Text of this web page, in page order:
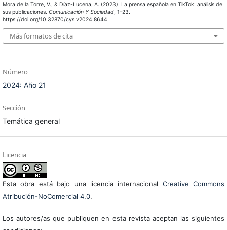
Mora de la Torre, V., & Díaz-Lucena, A. (2023). La prensa española en TikTok: análisis de
sus publicaciones. Comunicación Y Sociedad, 1–23.
https://doi.org/10.32870/cys.v2024.8644
Más formatos de cita
Número
2024: Año 21
Sección
Temática general
Licencia
Esta obra está bajo una licencia internacional Creative Commons
Atribución-NoComercial 4.0.
Los autores/as que publiquen en esta revista aceptan las siguientes